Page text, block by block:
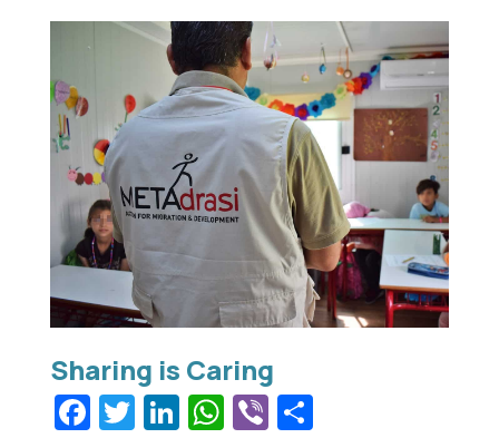
Facebook
Twitter
LinkedIn
WhatsApp
Viber